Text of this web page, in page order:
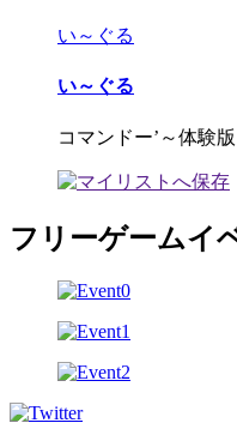
い～ぐる
い～ぐる
コマンドー’～体験版
フリーゲームイ